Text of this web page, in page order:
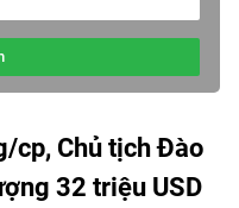
cp, Chủ tịch Đào
32 triệu USD